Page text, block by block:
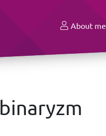
About me
binaryzm